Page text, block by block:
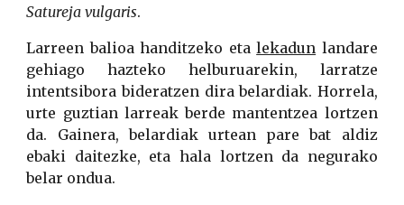
Satureja vulgaris.
Larreen balioa handitzeko etalekadun landare
gehiago hazteko helburuarekin, larratze
intentsibora bideratzen dira belardiak. Horrela,
urte guztian larreak berde mantentzea lortzen
da. Gainera, belardiak urtean pare bat aldiz
ebaki daitezke, eta hala lortzen da negurako
belar ondua.